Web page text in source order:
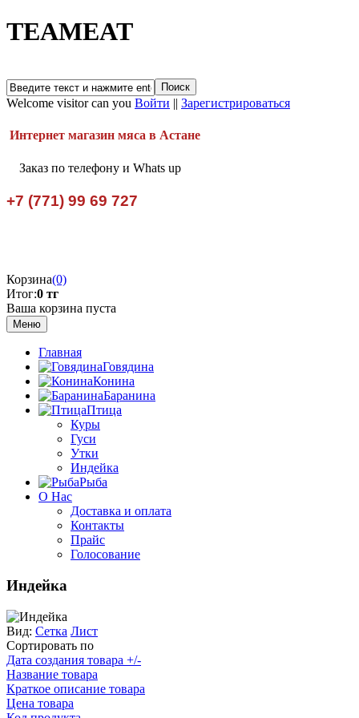
TEAMEAT
Welcome visitor can you Войти || Зарегистрироваться
Интернет магазин мяса в Астане
Заказ по телефону и Whats up
+7 (771) 99 69 727
Корзина(0)
Итог:0 тг
Ваша корзина пуста
Меню
Главная
Говядина
Конина
Баранина
Птица
Куры
Гуси
Утки
Индейка
Рыба
О Нас
Доставка и оплата
Контакты
Прайс
Голосование
Индейка
Вид: Сетка Лист
Сортировать по
Дата создания товара +/-
Название товара
Краткое описание товара
Цена товара